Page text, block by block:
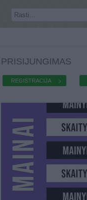
PRISIJUNGIMAS
REGISTRACIJA